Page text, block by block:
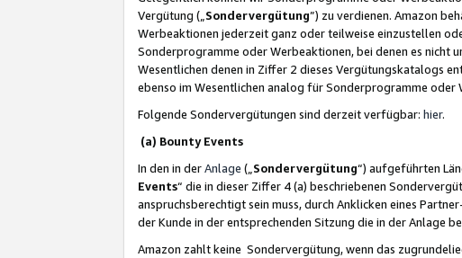
Vergütung („ Sondervergütung”) zu verdienen. Amazon
Werbeaktionen jederzeit ganz oder teilweise einzustellen
Sonderprogramme oder Werbeaktionen, bei denen es
Wesentlichen denen in Ziffer 2 dieses Vergütungskatalogs
ebenso im Wesentlichen analog für Sonderprogramme oder
Folgende Sondervergütungen sind derzeit verfügbar: hier.
(a) Bounty Events
In den in derAnlage („ Sondervergütung“) aufgeführten
Events“ die in dieser Ziffer 4 (a) beschriebenen
anspruchsberechtigt sein muss, durch Anklicken eines
der Kunde in der entsprechenden Sitzung die in der Anlage
Amazon zahlt keine Sondervergütung, wenn das